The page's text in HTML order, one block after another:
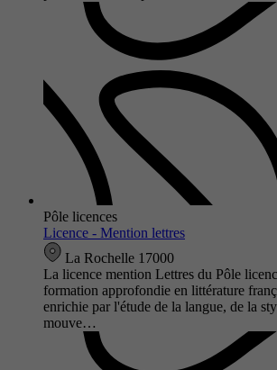
Pôle licences
Licence - Mention lettres
La Rochelle 17000
La licence mention Lettres du Pôle
formation approfondie en littérature
enrichie par l'étude de la langue, de la
mouve…